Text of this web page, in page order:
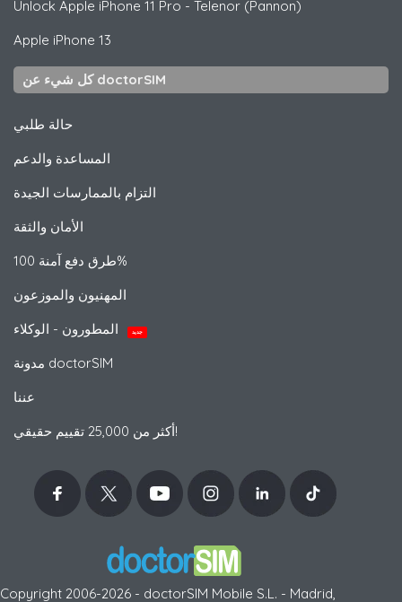
Unlock Apple iPhone 11 Pro - Telenor (Pannon)
Apple iPhone 13
كل شيء عن doctorSIM
حالة طلبي
المساعدة والدعم
التزام بالممارسات الجيدة
الأمان والثقة
طرق دفع آمنة 100%
المهنيون والموزعون
جديد
مدونة doctorSIM
عننا
أكثر من 25,000 تقييم حقيقي!
Copyright 2006-2026 - doctorSIM Mobile S.L. - Madrid,